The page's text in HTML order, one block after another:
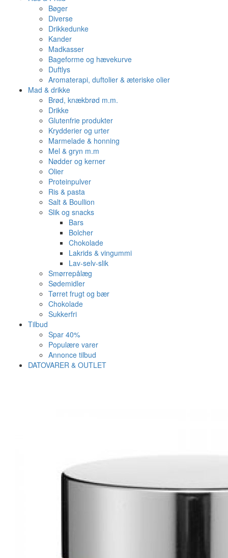
Bøger
Diverse
Drikkedunke
Kander
Madkasser
Bageforme og hævekurve
Duftlys
Aromaterapi, duftolier & æteriske olier
Mad & drikke
Brød, knækbrød m.m.
Drikke
Glutenfrie produkter
Krydderier og urter
Marmelade & honning
Mel & gryn m.m
Nødder og kerner
Olier
Proteinpulver
Ris & pasta
Salt & Boullion
Slik og snacks
Bars
Bolcher
Chokolade
Lakrids & vingummi
Lav-selv-slik
Smørrepålæg
Sødemidler
Tørret frugt og bær
Chokolade
Sukkerfri
Tilbud
Spar 40%
Populære varer
Annonce tilbud
DATOVARER & OUTLET